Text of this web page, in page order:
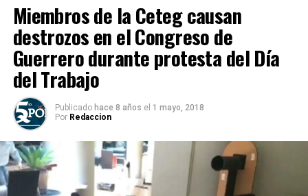
Miembros de la Ceteg causan
destrozos en el Congreso de
Guerrero durante protesta del Día
del Trabajo
Publicado hace 8 años el 1 mayo, 2018
Por Redaccion